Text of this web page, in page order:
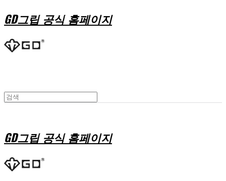
GD그립 공식 홈페이지
GD그립 공식 홈페이지